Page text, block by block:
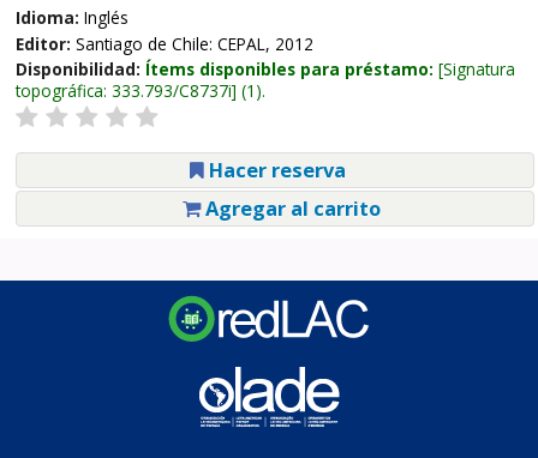
Idioma: Inglés
Editor: Santiago de Chile: CEPAL, 2012
Disponibilidad: Ítems disponibles para préstamo: Signatura
topográfica: 333.793/C8737i (1).
Hacer reserva
Agregar al carrito